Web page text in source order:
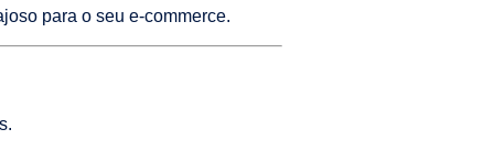
para o seu e-commerce.